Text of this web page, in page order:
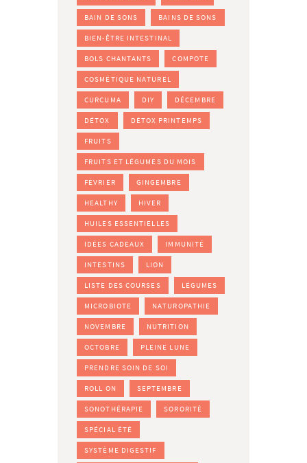
BAIN DE SONS BAINS DE SONS
BIEN-ÊTRE INTESTINAL
BOLS CHANTANTS COMPOTE
COSMÉTIQUE NATUREL
CURCUMA DIY DÉCEMBRE
DÉTOX DÉTOX PRINTEMPS
FRUITS
FRUITS ET LÉGUMES DU MOIS
FÉVRIER GINGEMBRE
HEALTHY HIVER
HUILES ESSENTIELLES
IDÉES CADEAUX IMMUNITÉ
INTESTINS LION
LISTE DES COURSES LÉGUMES
MICROBIOTE NATUROPATHIE
NOVEMBRE NUTRITION
OCTOBRE PLEINE LUNE
PRENDRE SOIN DE SOI
ROLL ON SEPTEMBRE
SONOTHÉRAPIE SORORITÉ
SPÉCIAL ÉTÉ
SYSTÈME DIGESTIF